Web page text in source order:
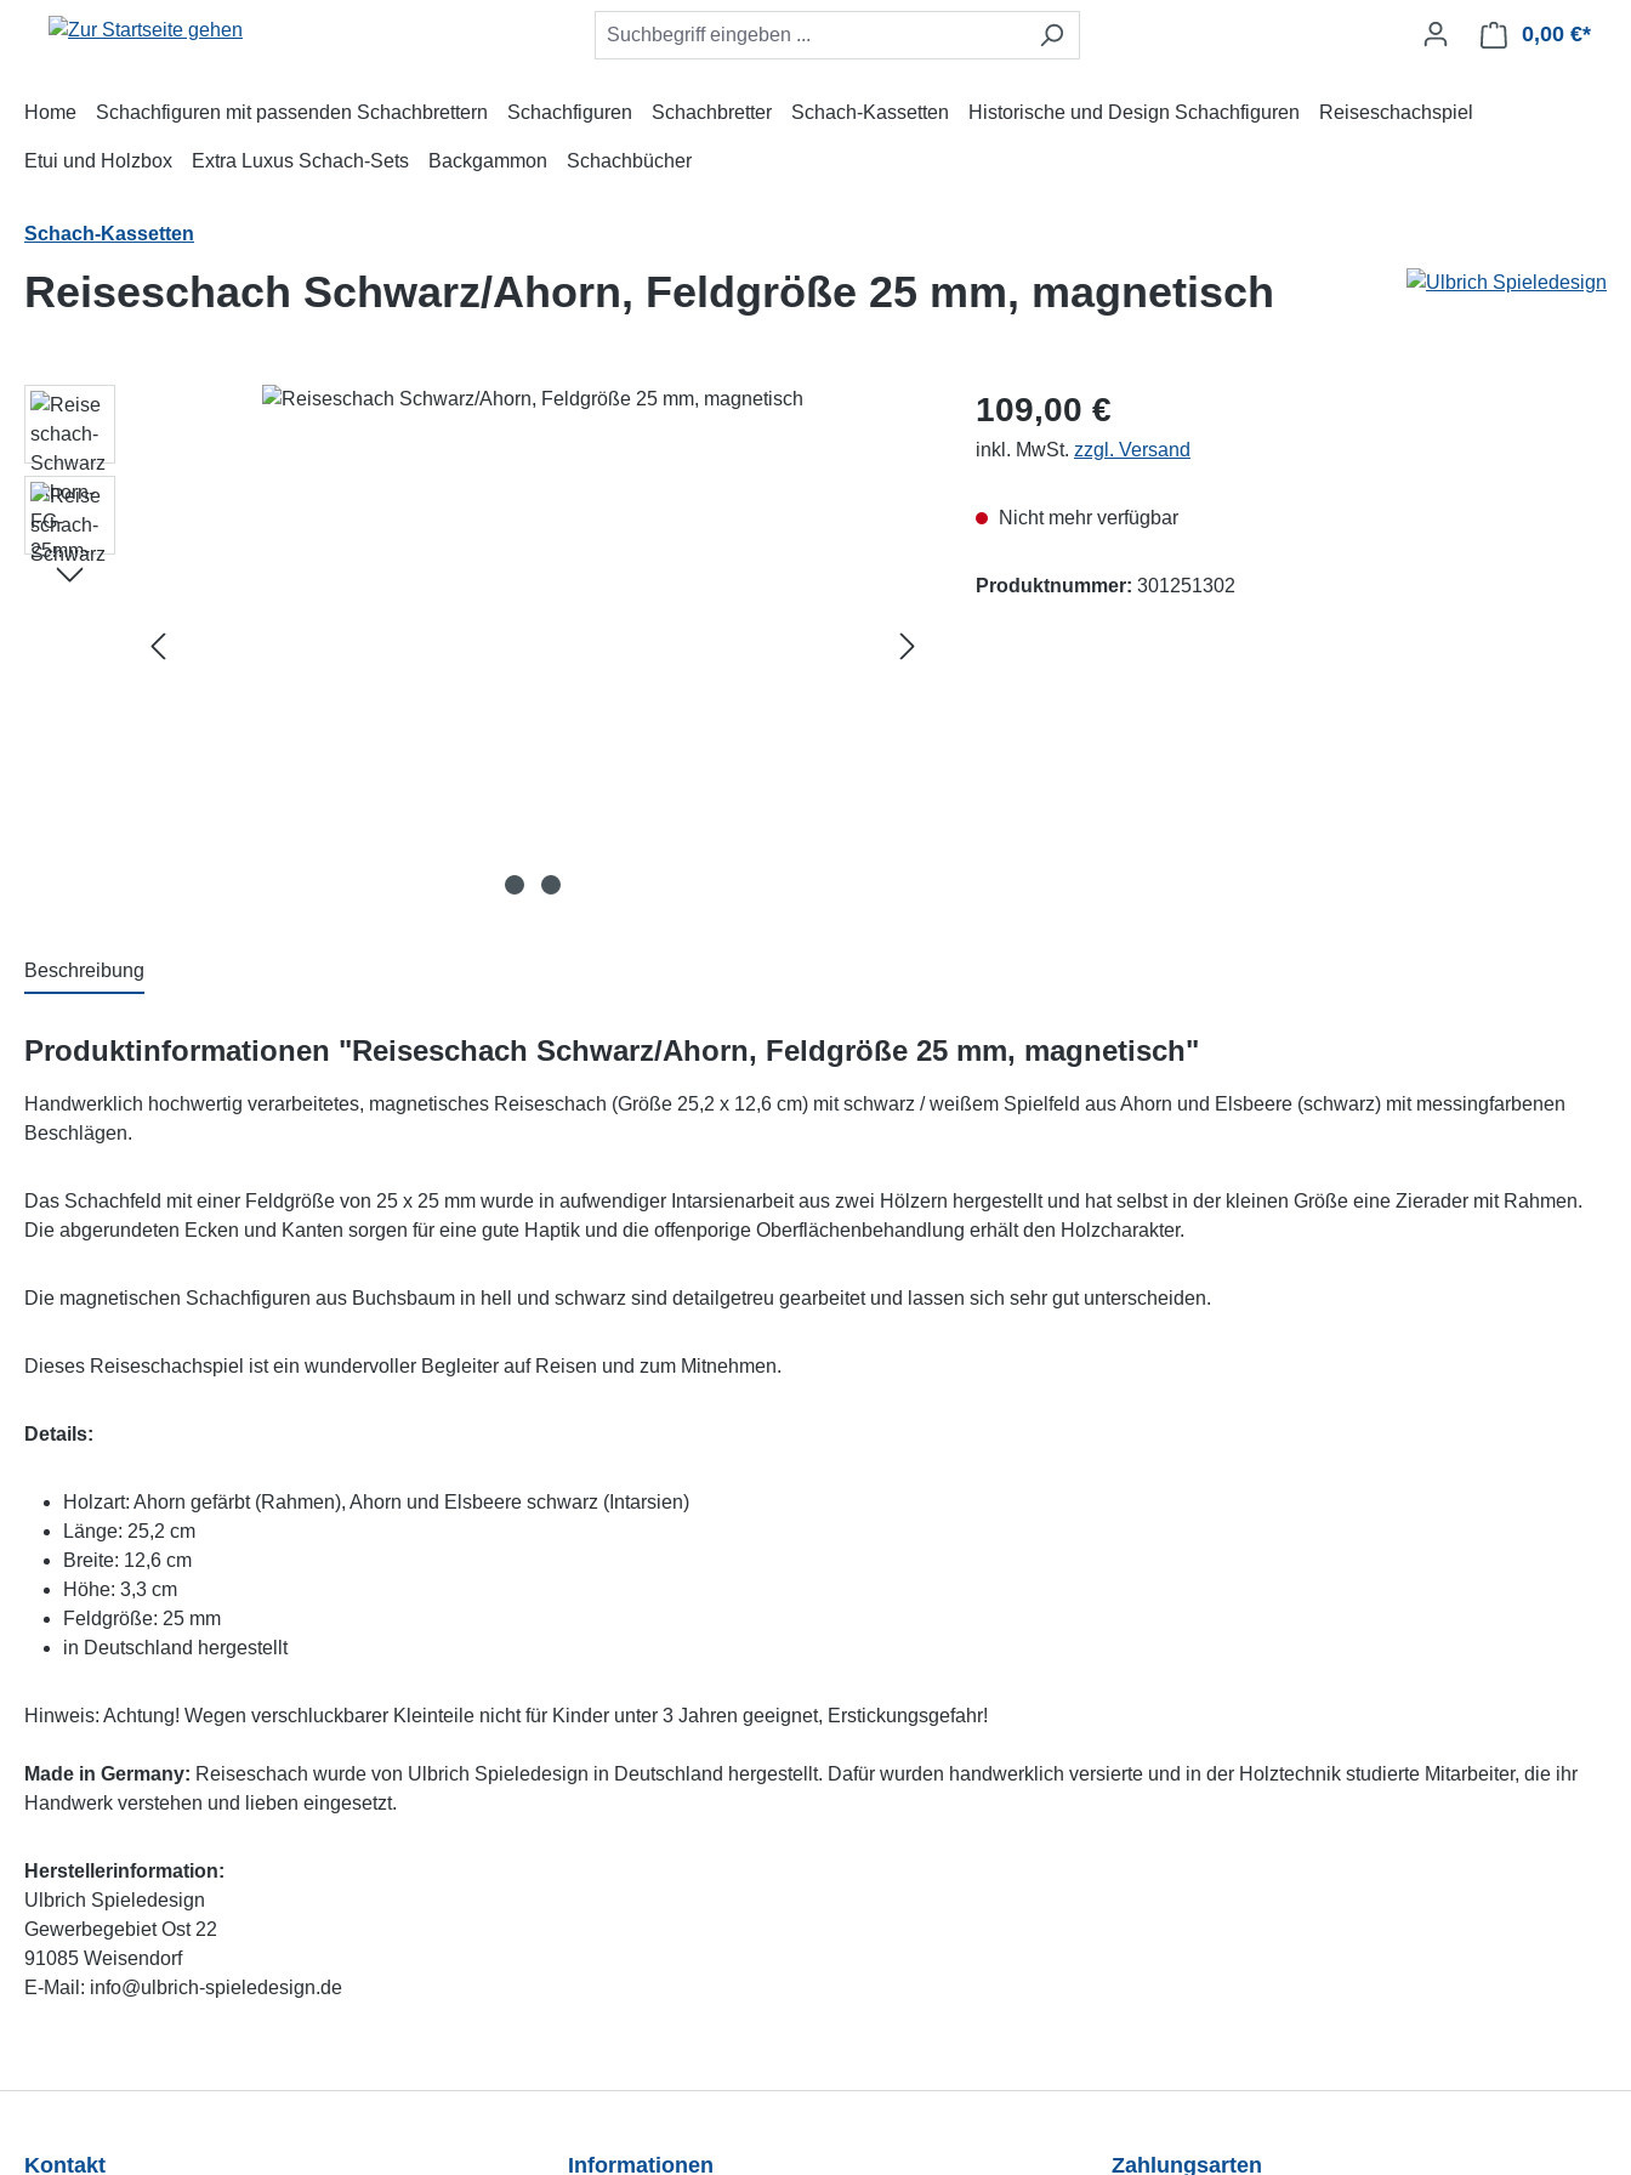
Hauptinhalt springen
Zur Suche springen
Zur Hauptnavigation springen 0,00 €*
Home Schachfiguren mit passenden Schachbrettern Schachfiguren Schachbretter Schach-Kassetten Historische und Design Schachfiguren Reiseschachspiel
Etui und Holzbox Extra Luxus Schach-Sets Backgammon Schachbücher
Schach-Kassetten
Reiseschach Schwarz/Ahorn, Feldgröße 25 mm, magnetisch
Bildergalerie überspringen 109,00 €
inkl. MwSt. zzgl. Versand
Nicht mehr verfügbar
Produktnummer: 301251302
Beschreibung
Produktinformationen "Reiseschach Schwarz/Ahorn, Feldgröße 25 mm, magnetisch"
Handwerklich hochwertig verarbeitetes, magnetisches Reiseschach (Größe 25,2 x 12,6 cm) mit schwarz / weißem Spielfeld aus Ahorn und Elsbeere (schwarz) mit messingfarbenen
Beschlägen.
Das Schachfeld mit einer Feldgröße von 25 x 25 mm wurde in aufwendiger Intarsienarbeit aus zwei Hölzern hergestellt und hat selbst in der kleinen Größe eine Zierader mit Rahmen.
Die abgerundeten Ecken und Kanten sorgen für eine gute Haptik und die offenporige Oberflächenbehandlung erhält den Holzcharakter.
Die magnetischen Schachfiguren aus Buchsbaum in hell und schwarz sind detailgetreu gearbeitet und lassen sich sehr gut unterscheiden.
Dieses Reiseschachspiel ist ein wundervoller Begleiter auf Reisen und zum Mitnehmen.
Details:
Holzart: Ahorn gefärbt (Rahmen), Ahorn und Elsbeere schwarz (Intarsien)
Länge: 25,2 cm
Breite: 12,6 cm
Höhe: 3,3 cm
Feldgröße: 25 mm
in Deutschland hergestellt
Hinweis: Achtung! Wegen verschluckbarer Kleinteile nicht für Kinder unter 3 Jahren geeignet, Erstickungsgefahr!
Made in Germany: Reiseschach wurde von Ulbrich Spieledesign in Deutschland hergestellt. Dafür wurden handwerklich versierte und in der Holztechnik studierte Mitarbeiter, die ihr
Handwerk verstehen und lieben eingesetzt.
Herstellerinformation:
Ulbrich Spieledesign
Gewerbegebiet Ost 22
91085 Weisendorf
E-Mail: info@ulbrich-spieledesign.de
Kontakt Informationen Zahlungsarten